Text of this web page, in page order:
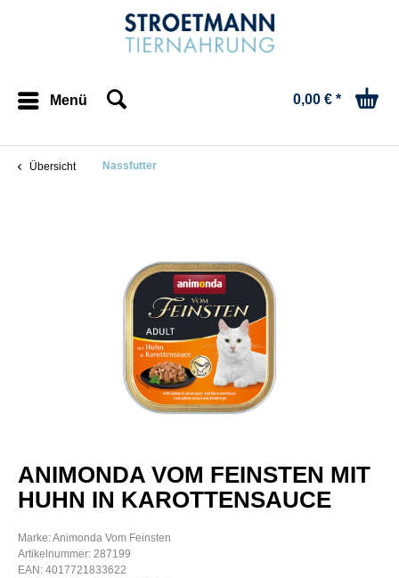
Menü 0,00 € *
Übersicht Nassfutter
ANIMONDA VOM FEINSTEN MIT
HUHN IN KAROTTENSAUCE
Marke: Animonda Vom Feinsten
Artikelnummer: 287199
EAN: 4017721833622